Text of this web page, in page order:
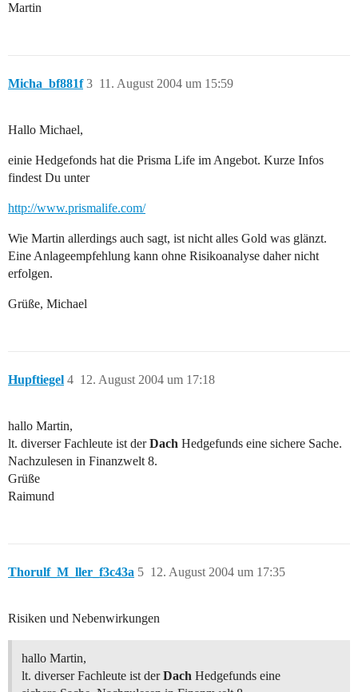
Martin
Micha_bf881f 11. August 2004 um 15:59
3
Hallo Michael,
einie Hedgefonds hat die Prisma Life im Angebot. Kurze Infos
findest Du unter
http://www.prismalife.com/
Wie Martin allerdings auch sagt, ist nicht alles Gold was glänzt.
Eine Anlageempfehlung kann ohne Risikoanalyse daher nicht
erfolgen.
Grüße, Michael
Hupftiegel 12. August 2004 um 17:18
4
hallo Martin,
lt. diverser Fachleute ist derDach Hedgefunds eine sichere Sache.
Nachzulesen in Finanzwelt 8.
Grüße
Raimund
Thorulf_M_ller_f3c43a 12. August 2004 um 17:35
5
Risiken und Nebenwirkungen
hallo Martin,
lt. diverser Fachleute ist derDach Hedgefunds eine